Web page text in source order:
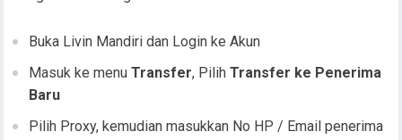
Buka Livin Mandiri dan Login ke Akun
Masuk ke menuTransfer, PilihTransfer ke Penerima
Baru
Pilih Proxy, kemudian masukkan No HP / Email penerima